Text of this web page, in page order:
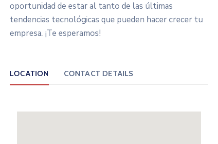
Contacto
Kontaktu
/
Albisteak
oportunidad de estar al tanto de las últimas
tendencias tecnológicas que pueden hacer crecer tu
empresa. ¡Te esperamos!
LOCATION CONTACT DETAILS